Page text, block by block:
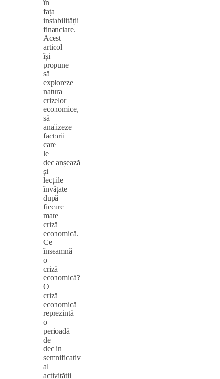
în
fața
instabilității
financiare.
Acest
articol
își
propune
să
exploreze
natura
crizelor
economice,
să
analizeze
factorii
care
le
declanșează
și
lecțiile
învățate
după
fiecare
mare
criză
economică.
Ce
înseamnă
o
criză
economică?
O
criză
economică
reprezintă
o
perioadă
de
declin
semnificativ
al
activității